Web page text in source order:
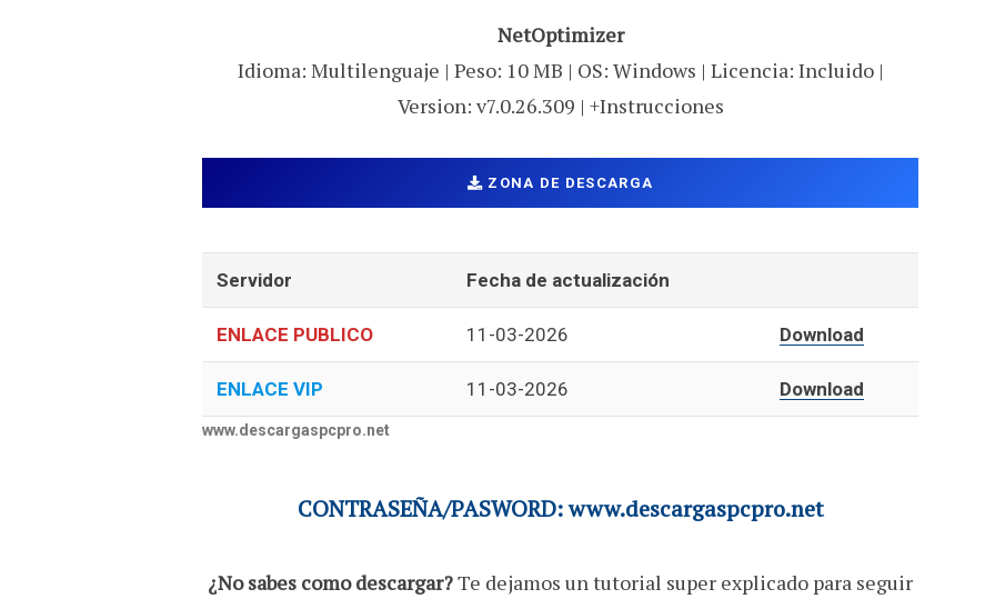
NetOptimizer
Idioma: Multilenguaje | Peso: 10 MB | OS: Windows | Licencia: Incluido |
Version: v7.0.26.309 | +Instrucciones
ZONA DE DESCARGA
Servidor Fecha de actualización
ENLACE PUBLICO 11-03-2026 Download
ENLACE VIP 11-03-2026 Download
www.descargaspcpro.net
CONTRASEÑA/PASWORD: www.descargaspcpro.net
¿No sabes como descargar?Te dejamos un tutorial super explicado para seguir